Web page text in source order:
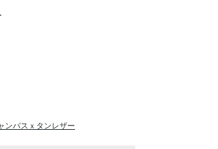
ンバスｘタンレザー